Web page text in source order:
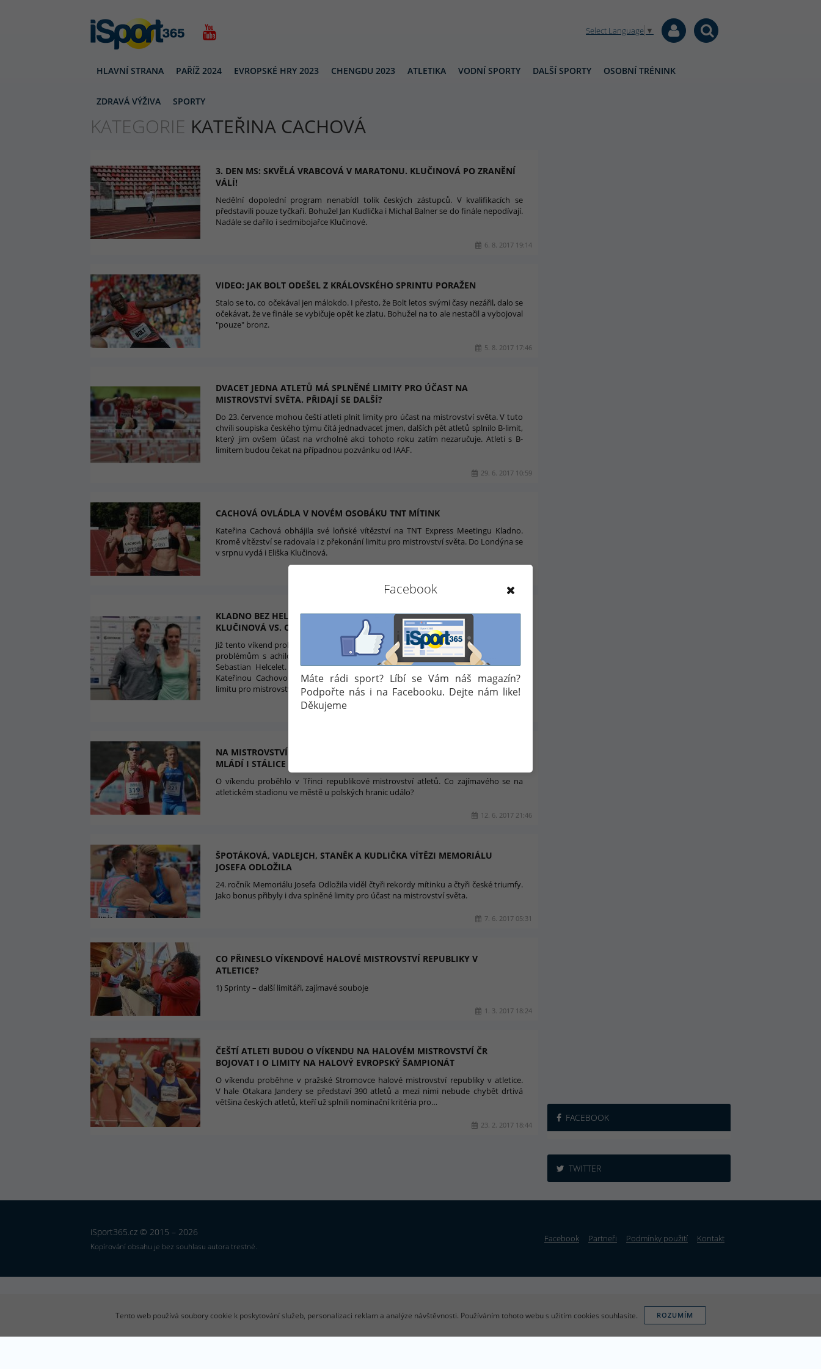
Select Language ▼
HLAVNÍ STRANA PAŘÍŽ 2024 EVROPSKÉ HRY 2023 CHENGDU 2023 ATLETIKA VODNÍ SPORTY DALŠÍ SPORTY OSOBNÍ TRÉNINK
ZDRAVÁ VÝŽIVA SPORTY
KATEŘINA CACHOVÁ
KATEGORIE KATEŘINA CACHOVÁ
3. DEN MS: SKVĚLÁ VRABCOVÁ V MARATONU. KLUČINOVÁ PO ZRANĚNÍ
VÁLÍ!
Nedělní dopolední program nenabídl tolik českých zástupců. V kvalifikacích se
představili pouze tyčkaři. Bohužel Jan Kudlička i Michal Balner se do finále nepodívají.
Nadále se dařilo i sedmibojařce Klučinové.
6. 8. 2017 19:14
VIDEO: JAK BOLT ODEŠEL Z KRÁLOVSKÉHO SPRINTU PORAŽEN
Stalo se to, co očekával jen málokdo. I přesto, že Bolt letos svými časy nezářil, dalo se
očekávat, že ve finále se vybičuje opět ke zlatu. Bohužel na to ale nestačil a vybojoval
"pouze" bronz.
5. 8. 2017 17:46
DVACET JEDNA ATLETŮ MÁ SPLNĚNÉ LIMITY PRO ÚČAST NA
MISTROVSTVÍ SVĚTA. PŘIDAJÍ SE DALŠÍ?
Do 23. července mohou čeští atleti plnit limity pro účast na mistrovství světa. V tuto
chvíli soupiska českého týmu čítá jednadvacet jmen, dalších pět atletů splnilo B-limit,
který jim ovšem účast na vrcholné akci tohoto roku zatím nezaručuje. Atleti s B-
limitem budou čekat na případnou pozvánku od IAAF.
29. 6. 2017 10:59
CACHOVÁ OVLÁDLA V NOVÉM OSOBÁKU TNT MÍTINK
Kateřina Cachová obhájila své loňské vítězství na TNT Express Meetingu Kladno.
Kromě vítězství se radovala i z překonání limitu pro mistrovství světa. Do Londýna se
v srpnu vydá i Eliška Klučinová.
KLADNO BEZ HELCELETA, ZATO VŠAK S ATRAKTIVNÍM SOUBOJEM
KLUČINOVÁ VS. CACHOVÁ
Již tento víkend proběhne v Kladně 11. ročník vícebojařského mítinku. Bohužel kvůli
problémům s achilovkou bude na startu chybět nejlepší český desetibojař Adam
Sebastian Helcelet. Fanoušci se však mohou těšit na souboj Elišky Klučinové s
Kateřinou Cachovou. Jejich cílem nebude pouze vítězství, ale především splnění
limitu pro mistrovství světa.
NA MISTROVSTVÍ REPUBLIKY SE PŘEDVEDL VÝBORNÝ MASLÁK, NADĚJNÉ
MLÁDÍ I STÁLICE ČESKÉ ATLETIKY
O víkendu proběhlo v Třinci republikové mistrovství atletů. Co zajímavého se na
atletickém stadionu ve městě u polských hranic událo?
12. 6. 2017 21:46
ŠPOTÁKOVÁ, VADLEJCH, STANĚK A KUDLIČKA VÍTĚZI MEMORIÁLU
JOSEFA ODLOŽILA
24. ročník Memoriálu Josefa Odložila viděl čtyři rekordy mítinku a čtyři české triumfy.
Jako bonus přibyly i dva splněné limity pro účast na mistrovství světa.
7. 6. 2017 05:31
CO PŘINESLO VÍKENDOVÉ HALOVÉ MISTROVSTVÍ REPUBLIKY V
ATLETICE?
1) Sprinty – další limitáři, zajímavé souboje
1. 3. 2017 18:24
ČEŠTÍ ATLETI BUDOU O VÍKENDU NA HALOVÉM MISTROVSTVÍ ČR
BOJOVAT I O LIMITY NA HALOVÝ EVROPSKÝ ŠAMPIONÁT
O víkendu proběhne v pražské Stromovce halové mistrovství republiky v atletice.
V hale Otakara Jandery se představí 390 atletů a mezi nimi nebude chybět drtivá
většina českých atletů, kteří už splnili nominační kritéria pro…
23. 2. 2017 18:44
FACEBOOK
TWITTER
Facebook Partneři Podmínky použití Kontakt
iSport365.cz © 2015 – 2026
Kopírování obsahu je bez souhlasu autora trestné.
Facebook
Máte rádi sport? Líbí se Vám náš magazín?
Podpořte nás i na Facebooku. Dejte nám like!
Děkujeme
Tento web používá soubory cookie k poskytování služeb, personalizaci reklam a analýze návštěvnosti. Používáním tohoto webu s užitím cookies souhlasíte. ROZUMÍM